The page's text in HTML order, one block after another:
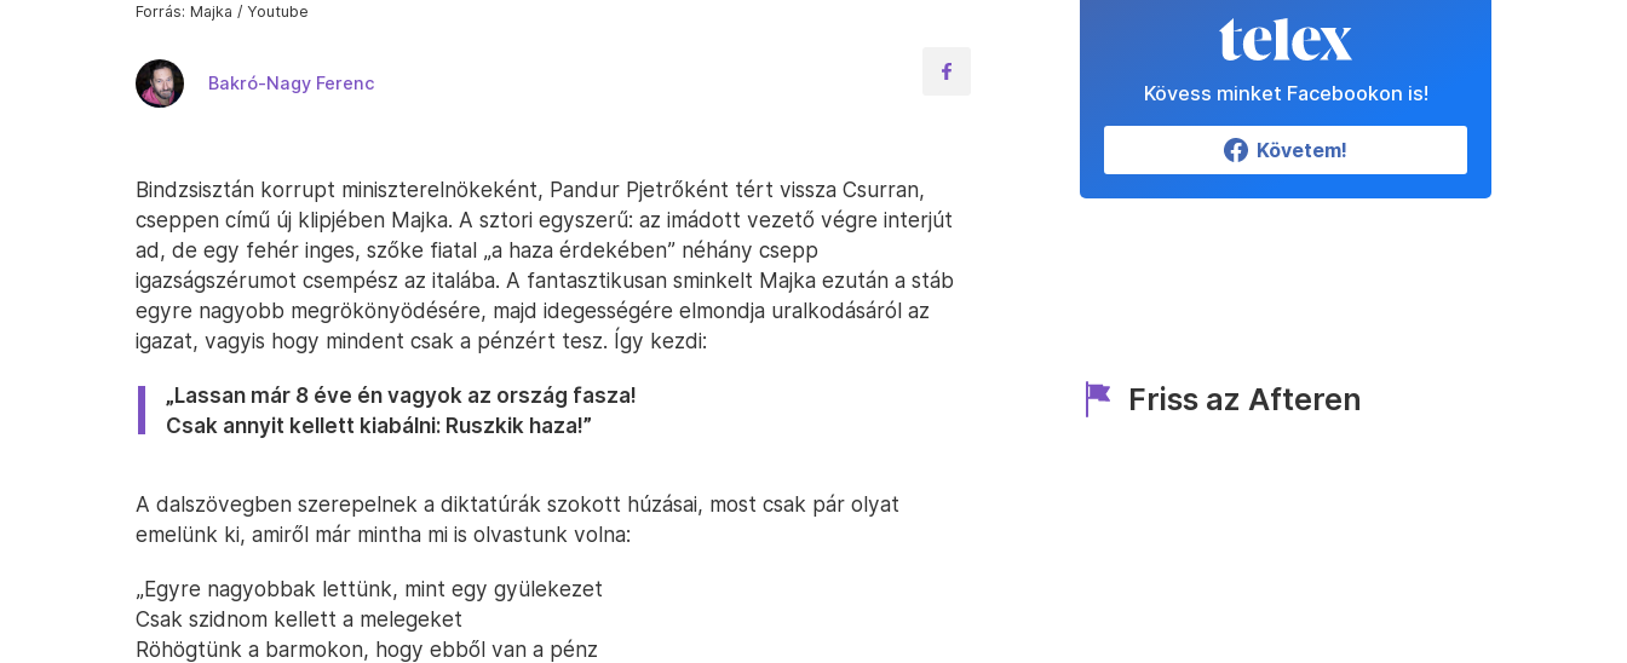
Forrás: Majka / Youtube
Bakró-Nagy Ferenc
Bindzsisztán korrupt miniszterelnökeként, Pandur Pjetrőként tért vissza Csurran,
cseppen című új klipjében Majka. A sztori egyszerű: az imádott vezető végre interjút
ad, de egy fehér inges, szőke fiatal „a haza érdekében” néhány csepp
igazságszérumot csempész az italába. A fantasztikusan sminkelt Majka ezután a stáb
egyre nagyobb megrökönyödésére, majd idegességére elmondja uralkodásáról az
igazat, vagyis hogy mindent csak a pénzért tesz. Így kezdi:
„Lassan már 8 éve én vagyok az ország fasza!
Csak annyit kellett kiabálni: Ruszkik haza!”
A dalszövegben szerepelnek a diktatúrák szokott húzásai, most csak pár olyat
emelünk ki, amiről már mintha mi is olvastunk volna:
„Egyre nagyobbak lettünk, mint egy gyülekezet
Csak szidnom kellett a melegeket
Röhögtünk a barmokon, hogy ebből van a pénz
Kövess minket Facebookon is!
Követem!
Friss az Afteren